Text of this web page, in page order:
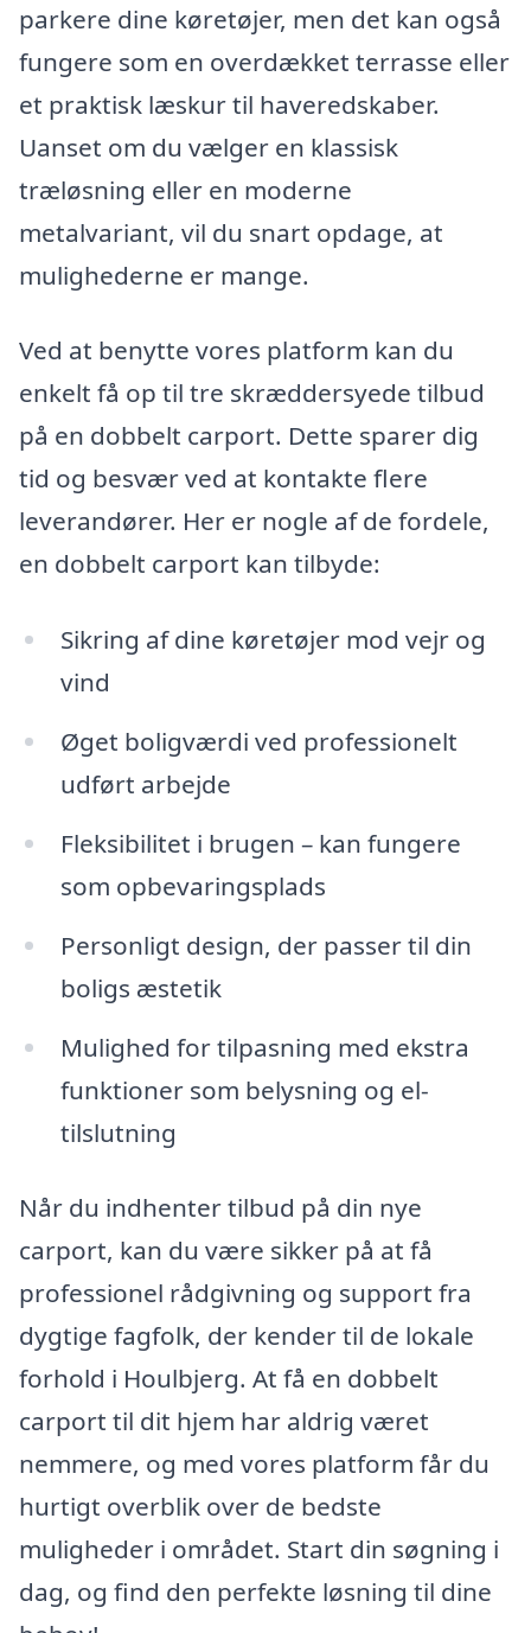
parkere dine køretøjer, men det kan også
fungere som en overdækket terrasse eller
et praktisk læskur til haveredskaber.
Uanset om du vælger en klassisk
træløsning eller en moderne
metalvariant, vil du snart opdage, at
mulighederne er mange.
Ved at benytte vores platform kan du
enkelt få op til tre skræddersyede tilbud
på en dobbelt carport. Dette sparer dig
tid og besvær ved at kontakte flere
leverandører. Her er nogle af de fordele,
en dobbelt carport kan tilbyde:
Sikring af dine køretøjer mod vejr og
vind
Øget boligværdi ved professionelt
udført arbejde
Fleksibilitet i brugen – kan fungere
som opbevaringsplads
Personligt design, der passer til din
boligs æstetik
Mulighed for tilpasning med ekstra
funktioner som belysning og el-
tilslutning
Når du indhenter tilbud på din nye
carport, kan du være sikker på at få
professionel rådgivning og support fra
dygtige fagfolk, der kender til de lokale
forhold i Houlbjerg. At få en dobbelt
carport til dit hjem har aldrig været
nemmere, og med vores platform får du
hurtigt overblik over de bedste
muligheder i området. Start din søgning i
dag, og find den perfekte løsning til dine